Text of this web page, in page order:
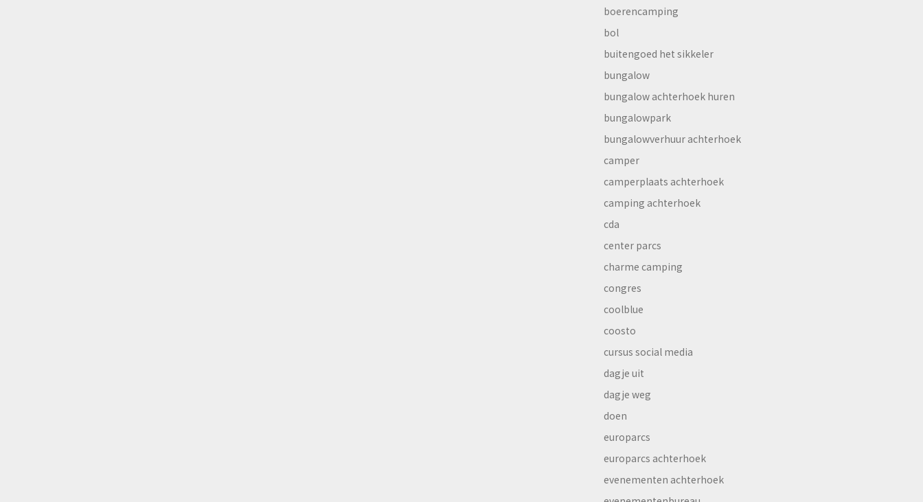
boerencamping
bol
buitengoed het sikkeler
bungalow
bungalow achterhoek huren
bungalowpark
bungalowverhuur achterhoek
camper
camperplaats achterhoek
camping achterhoek
cda
center parcs
charme camping
congres
coolblue
coosto
cursus social media
dagje uit
dagje weg
doen
europarcs
europarcs achterhoek
evenementen achterhoek